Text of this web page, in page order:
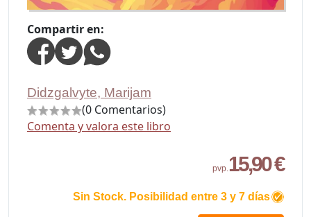
Compartir en:
Didzgalvyte, Marijam
(0 Comentarios)
Comenta y valora este libro
pvp.15,90 €
Sin Stock. Posibilidad entre 3 y 7 días